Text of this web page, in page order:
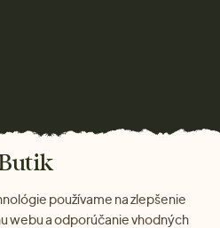
používame na zlepšenie
webu a odporúčanie vhodných